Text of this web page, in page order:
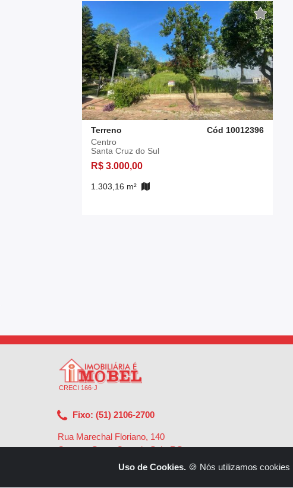
Terreno
Cód 10012396
Centro
Santa Cruz do Sul
R$ 3.000,00
1.303,16 m²
CRECI 166-J
Fixo: (51) 2106-2700
Rua Marechal Floriano, 140
Centro - Santa Cruz do Sul - RS -
Uso de Cookies. 🍪 Nós utilizamos